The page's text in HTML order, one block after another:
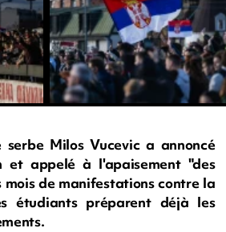
serbe Milos Vucevic a annoncé
et appelé à l'apaisement "des
mois de manifestations contre la
étudiants préparent déjà les